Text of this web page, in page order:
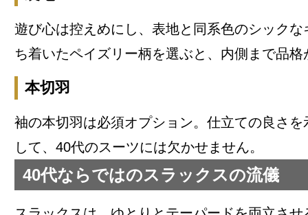
遊び心は控えめにし、表地と同系色のシック
ち着いたペイズリー柄を選ぶと、内側まで品格
本切羽
袖の本切羽は必須オプション。仕立ての良さ
して、40代のスーツには欠かせません。
40代ならではのスラックスの流儀